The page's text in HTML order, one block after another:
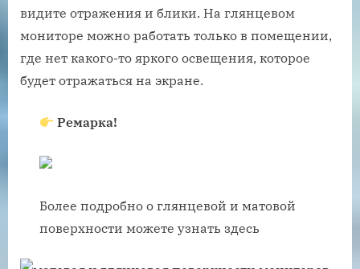
видите отражения и блики. На глянцевом
мониторе можно работать только в помещении,
где нет какого-то яркого освещения, которое
будет отражаться на экране.
Ремарка!
Более подробно о глянцевой и матовой
поверхности можете узнать здесь